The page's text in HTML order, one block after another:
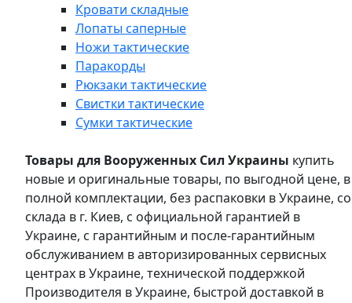
Кровати складные
Лопаты саперные
Ножи тактические
Паракорды
Рюкзаки тактические
Свистки тактические
Сумки тактические
Товары для Вооруженных Сил Украины купить
новые и оригинальные товары, по выгодной цене, в
полной комплектации, без распаковки в Украине, со
склада в г. Киев, с официальной гарантией в
Украине, с гарантийным и после-гарантийным
обслуживанием в авторизированных сервисных
центрах в Украине, технической поддержкой
Производителя в Украине, быстрой доставкой в